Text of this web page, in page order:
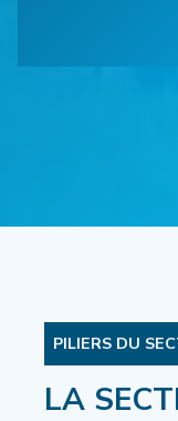
PILIERS DU
LA